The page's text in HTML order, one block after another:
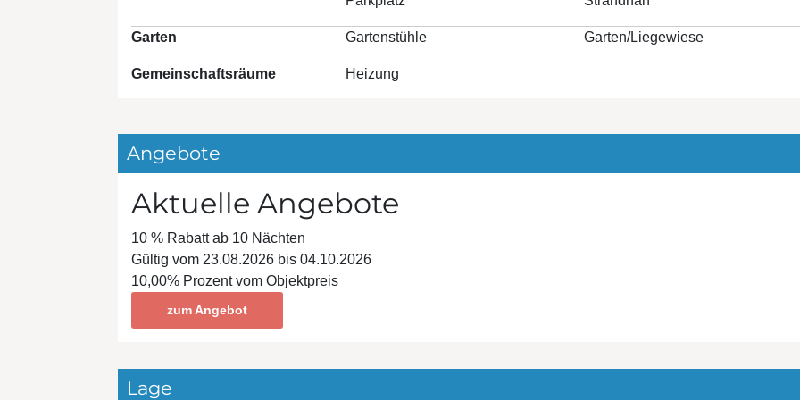
Garten Gartenstühle Garten/Liegewiese
Gemeinschaftsräume Heizung
Angebote
Aktuelle Angebote
10 % Rabatt ab 10 Nächten
Gültig vom 23.08.2026 bis 04.10.2026
10,00% Prozent vom Objektpreis
zum Angebot
Lage